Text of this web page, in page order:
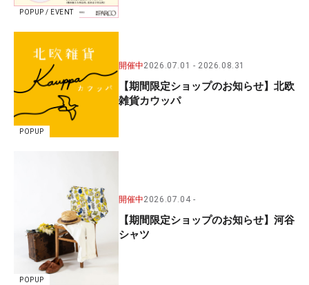
POPUP / EVENT
POPUP
開催中2026.07.01 2026.08.31
【期間限定ショップのお知らせ】北欧
雑貨カウッパ
POPUP
開催中2026.07.04
【期間限定ショップのお知らせ】河谷
シャツ